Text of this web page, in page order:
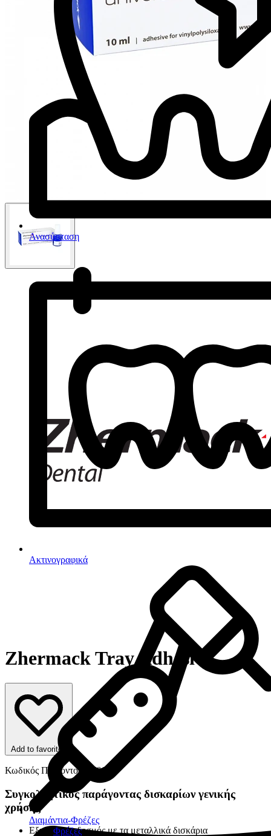
Ανασύσταση
Ακτινογραφικά
Διαμάντια-Φρέζες
Φρέζες
Zhermack Tray Adhesive
Add to favorites
Κωδικός Προϊόντος: 6761
Συγκολλητικός παράγοντας δισκαρίων γενικής
χρήσης
Εξαιρετικός δεσμός με τα μεταλλικά δισκάρια